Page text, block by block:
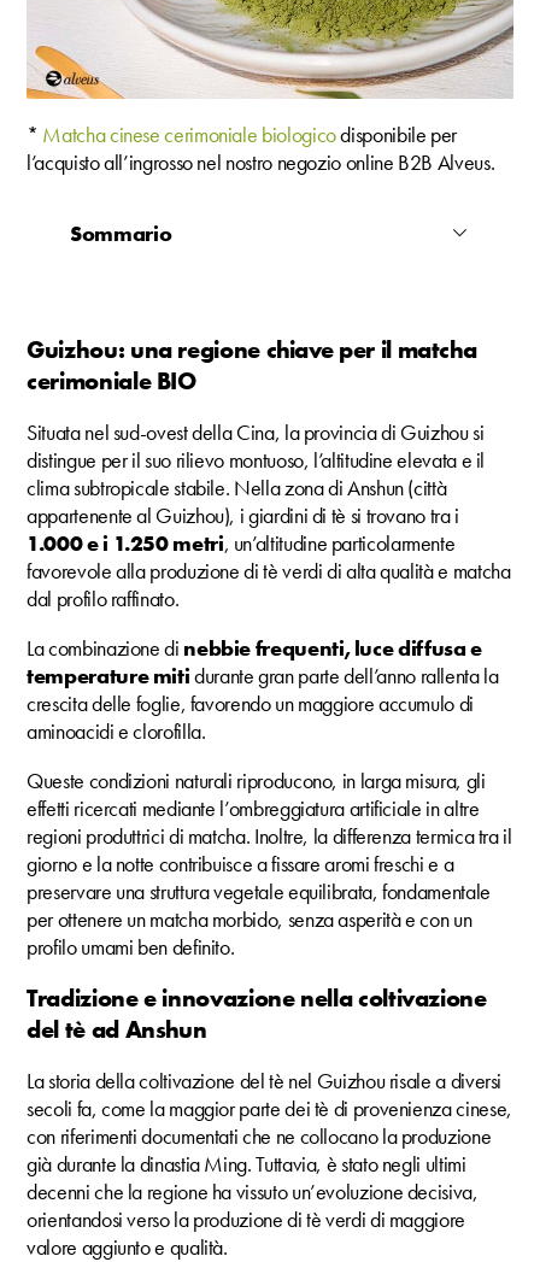
* Matcha cinese cerimoniale biologicodisponibile per
l’acquisto all’ingrosso nel nostro negozio online B2B Alveus.
Sommario
Guizhou: una regione chiave per il matcha
cerimoniale BIO
Situata nel sud-ovest della Cina, la provincia di Guizhou si
distingue per il suo rilievo montuoso, l’altitudine elevata e il
clima subtropicale stabile. Nella zona di Anshun (città
appartenente al Guizhou), i giardini di tè si trovano tra i
1.000 e i 1.250 metri, un’altitudine particolarmente
favorevole alla produzione di tè verdi di alta qualità e matcha
dal profilo raffinato.
La combinazione di nebbie frequenti, luce diffusa e
temperature mitidurante gran parte dell’anno rallenta la
crescita delle foglie, favorendo un maggiore accumulo di
aminoacidi e clorofilla.
Queste condizioni naturali riproducono, in larga misura, gli
effetti ricercati mediante l’ombreggiatura artificiale in altre
regioni produttrici di matcha. Inoltre, la differenza termica tra il
giorno e la notte contribuisce a fissare aromi freschi e a
preservare una struttura vegetale equilibrata, fondamentale
per ottenere un matcha morbido, senza asperità e con un
profilo umami ben definito.
Tradizione e innovazione nella coltivazione
del tè ad Anshun
La storia della coltivazione del tè nel Guizhou risale a diversi
secoli fa, come la maggior parte dei tè di provenienza cinese,
con riferimenti documentati che ne collocano la produzione
già durante la dinastia Ming. Tuttavia, è stato negli ultimi
decenni che la regione ha vissuto un’evoluzione decisiva,
orientandosi verso la produzione di tè verdi di maggiore
valore aggiunto e qualità.